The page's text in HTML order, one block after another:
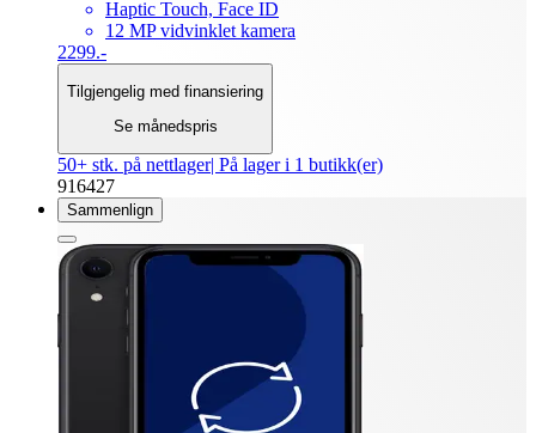
Haptic Touch, Face ID
12 MP vidvinklet kamera
2299.-
Tilgjengelig med finansiering
Se månedspris
50+ stk. på nettlager| På lager i 1 butikk(er)
916427
Sammenlign